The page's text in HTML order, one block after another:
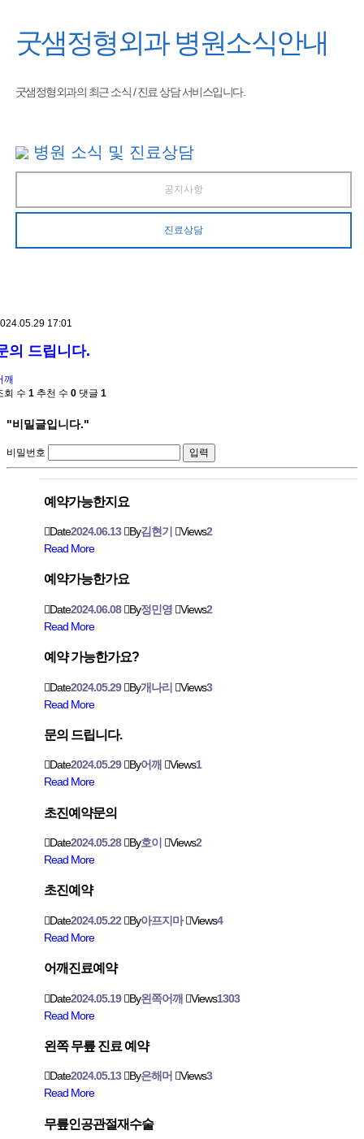
굿샘정형외과병원소식안내
굿샘정형외과의 최근 소식 / 진료 상담 서비스입니다.
병원 소식 및 진료상담
공지사항
진료상담
17:01
의 드립니다.
깨
회 수 1 추천 수 0 댓글 1
"비밀글입니다."
비밀번호
예약가능한지요
Date2024.06.13 By김현기 Views2
Read More
예약가능한가요
Date2024.06.08 By정민영 Views2
Read More
예약 가능한가요?
Date2024.05.29 By개나리 Views3
Read More
문의 드립니다.
Date2024.05.29 By어깨 Views1
Read More
초진예약문의
Date2024.05.28 By호이 Views2
Read More
초진예약
Date2024.05.22 By아프지마 Views4
Read More
어깨진료예약
Date2024.05.19 By왼쪽어깨 Views1303
Read More
왼쪽 무릎 진료 예약
Date2024.05.13 By은해머 Views3
Read More
무릎인공관절재수술